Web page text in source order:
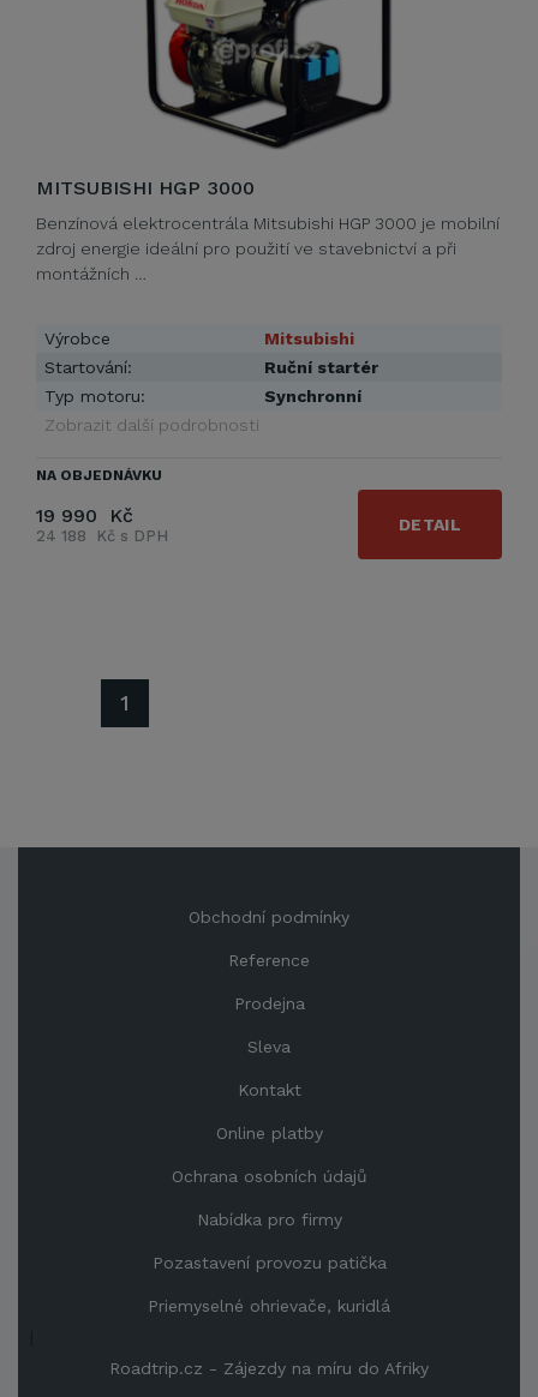
MITSUBISHI HGP 3000
Benzínová elektrocentrála Mitsubishi HGP 3000 je mobilní
zdroj energie ideální pro použití ve stavebnictví a při
montážních …
Výrobce
Mitsubishi
Startování:
Ruční startér
Typ motoru:
Synchronní
Zobrazit další podrobnosti
NA OBJEDNÁVKU
19 990 Kč
24 188 Kč s DPH
DETAIL
1
Obchodní podmínky
Reference
Prodejna
Sleva
Kontakt
Online platby
Ochrana osobních údajů
Nabídka pro firmy
Pozastavení provozu patička
Priemyselné ohrievače, kuridlá
Roadtrip.cz - Zájezdy na míru do Afriky